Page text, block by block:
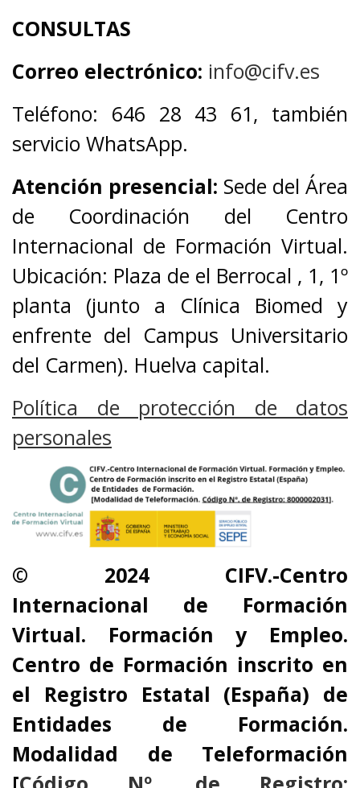
CONSULTAS
Correo electrónico: info@cifv.es
Teléfono: 646 28 43 61, también
servicio WhatsApp.
Atención presencial: Sede del Área
de Coordinación del Centro
Internacional de Formación Virtual.
Ubicación: Plaza de el Berrocal , 1, 1º
planta (junto a Clínica Biomed y
enfrente del Campus Universitario
del Carmen). Huelva capital.
Política de protección de datos
personales
© 2024 CIFV.-Centro
Internacional de Formación
Virtual. Formación y Empleo.
Centro de Formación inscrito en
el Registro Estatal (España) de
Entidades de Formación.
Modalidad de Teleformación